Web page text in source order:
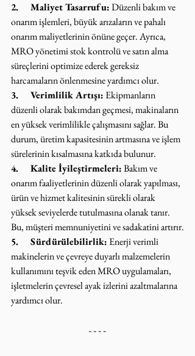
2.     Maliyet Tasarrufu: Düzenli bakım ve
onarım işlemleri, büyük arızaların ve pahalı
onarım maliyetlerinin önüne geçer. Ayrıca,
MRO yönetimi stok kontrolü ve satın alma
süreçlerini optimize ederek gereksiz
harcamaların önlenmesine yardımcı olur.
3.     Verimlilik Artışı: Ekipmanların
düzenli olarak bakımdan geçmesi, makinaların
en yüksek verimlilikle çalışmasını sağlar. Bu
durum, üretim kapasitesinin artmasına ve işlem
sürelerinin kısalmasına katkıda bulunur.
4.     Kalite İyileştirmeleri: Bakım ve
onarım faaliyetlerinin düzenli olarak yapılması,
ürün ve hizmet kalitesinin sürekli olarak
yüksek seviyelerde tutulmasına olanak tanır.
Bu, müşteri memnuniyetini ve sadakatini artırır.
5.     Sürdürülebilirlik: Enerji verimli
makinelerin ve çevreye duyarlı malzemelerin
kullanımını teşvik eden MRO uygulamaları,
işletmelerin çevresel ayak izlerini azaltmalarına
yardımcı olur.